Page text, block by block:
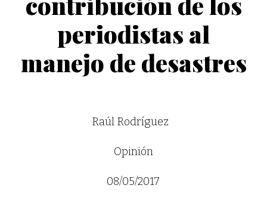
periodistas al
manejo de desastres
Raúl Rodríguez
Opinión
08/05/2017